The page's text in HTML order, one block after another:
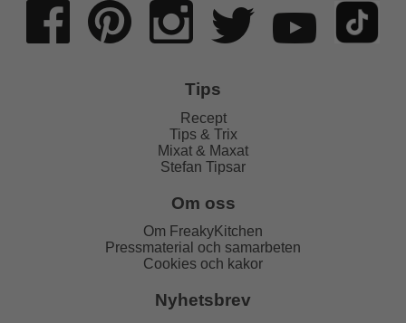
Tips
Recept
Tips & Trix
Mixat & Maxat
Stefan Tipsar
Om oss
Om FreakyKitchen
Pressmaterial och samarbeten
Cookies och kakor
Nyhetsbrev